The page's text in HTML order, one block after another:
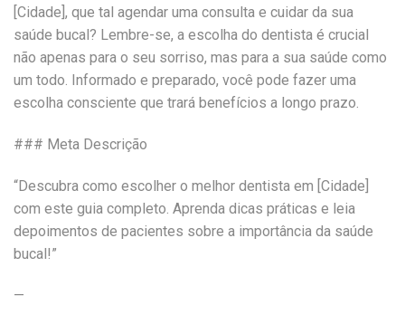
[Cidade], que tal agendar uma consulta e cuidar da sua
saúde bucal? Lembre-se, a escolha do dentista é crucial
não apenas para o seu sorriso, mas para a sua saúde como
um todo. Informado e preparado, você pode fazer uma
escolha consciente que trará benefícios a longo prazo.
### Meta Descrição
“Descubra como escolher o melhor dentista em [Cidade]
com este guia completo. Aprenda dicas práticas e leia
depoimentos de pacientes sobre a importância da saúde
bucal!”
—